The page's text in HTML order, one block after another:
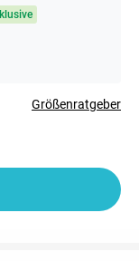
Größenratgeber